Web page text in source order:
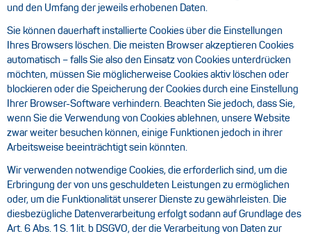
und den Umfang der jeweils erhobenen Daten.
Sie können dauerhaft installierte Cookies über die Einstellungen
Ihres Browsers löschen. Die meisten Browser akzeptieren Cookies
automatisch – falls Sie also den Einsatz von Cookies unterdrücken
möchten, müssen Sie möglicherweise Cookies aktiv löschen oder
blockieren oder die Speicherung der Cookies durch eine Einstellung
Ihrer Browser-Software verhindern. Beachten Sie jedoch, dass Sie,
wenn Sie die Verwendung von Cookies ablehnen, unsere Website
zwar weiter besuchen können, einige Funktionen jedoch in ihrer
Arbeitsweise beeinträchtigt sein könnten.
Wir verwenden notwendige Cookies, die erforderlich sind, um die
Erbringung der von uns geschuldeten Leistungen zu ermöglichen
oder, um die Funktionalität unserer Dienste zu gewährleisten. Die
diesbezügliche Datenverarbeitung erfolgt sodann auf Grundlage des
Art. 6 Abs. 1 S. 1 lit. b DSGVO, der die Verarbeitung von Daten zur